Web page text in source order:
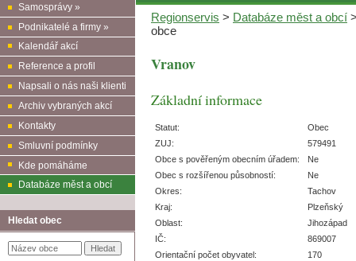
Samosprávy »
Podnikatelé a firmy »
Kalendář akcí
Reference a profil
Napsali o nás naši klienti
Archiv vybraných akcí
Kontakty
Smluvní podmínky
Kde pomáháme
Databáze měst a obcí
Hledat obec
Regionservis > Databáze měst a obcí
obce
Vranov
Základní informace
Statut:
Obec
ZUJ:
579491
Obce s pověřeným obecním úřadem:
Ne
Obec s rozšířenou působností:
Ne
Okres:
Tachov
Kraj:
Plzeňský
Oblast:
Jihozápad
IČ:
869007
Orientační počet obyvatel:
170